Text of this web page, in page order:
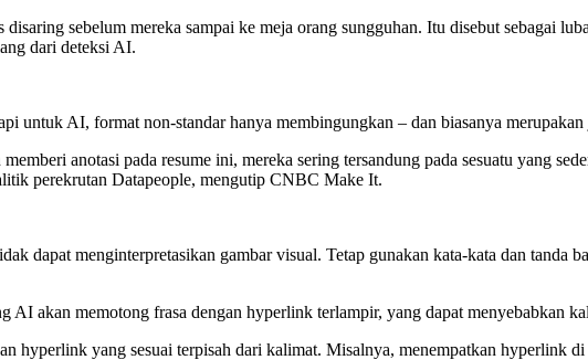
sebelum mereka sampai ke meja orang sungguhan. Itu disebut sebagai
dari deteksi AI.
untuk AI, format non-standar hanya membingungkan – dan biasanya
anotasi pada resume ini, mereka sering tersandung pada sesuatu yang
perekrutan Datapeople, mengutip CNBC Make It.
dapat menginterpretasikan gambar visual. Tetap gunakan kata-kata dan tanda
AI akan memotong frasa dengan hyperlink terlampir, yang dapat menyebabkan
hyperlink yang sesuai terpisah dari kalimat. Misalnya, menempatkan hyperlink